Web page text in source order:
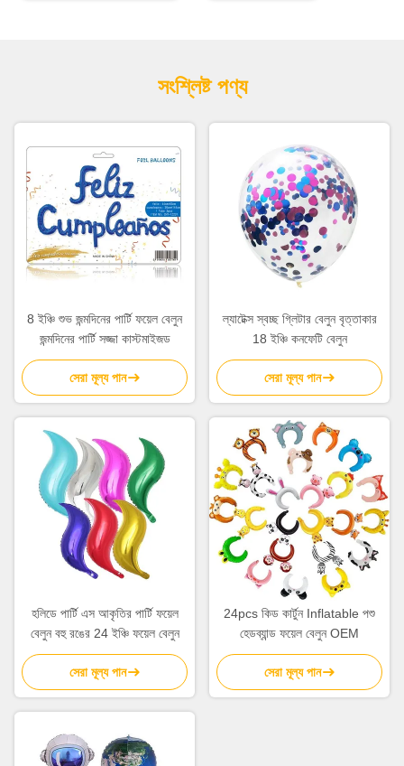
সংশ্লিষ্ট পণ্য
8 ইঞ্চি শুভ জন্মদিনের পার্টি ফয়েল বেলুন
জন্মদিনের পার্টি সজ্জা কাস্টমাইজড
সেরা মূল্য পান
ল্যাটেক্স স্বচ্ছ গ্লিটার বেলুন বৃত্তাকার
18 ইঞ্চি কনফেটি বেলুন
সেরা মূল্য পান
হলিডে পার্টি এস আকৃতির পার্টি ফয়েল
বেলুন বহু রঙের 24 ইঞ্চি ফয়েল বেলুন
সেরা মূল্য পান
24pcs কিড কার্টুন Inflatable পশু
হেডব্যান্ড ফয়েল বেলুন OEM
সেরা মূল্য পান